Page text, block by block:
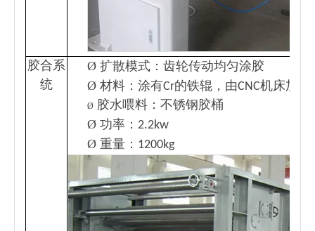
胶合系
统
Ø 扩散模式：齿轮传动均匀涂胶
Ø 材料：涂有Cr的铁辊，由CNC机床加工
Ø 胶水喂料：不锈钢胶桶
Ø 功率：2.2kw
Ø 重量：1200kg